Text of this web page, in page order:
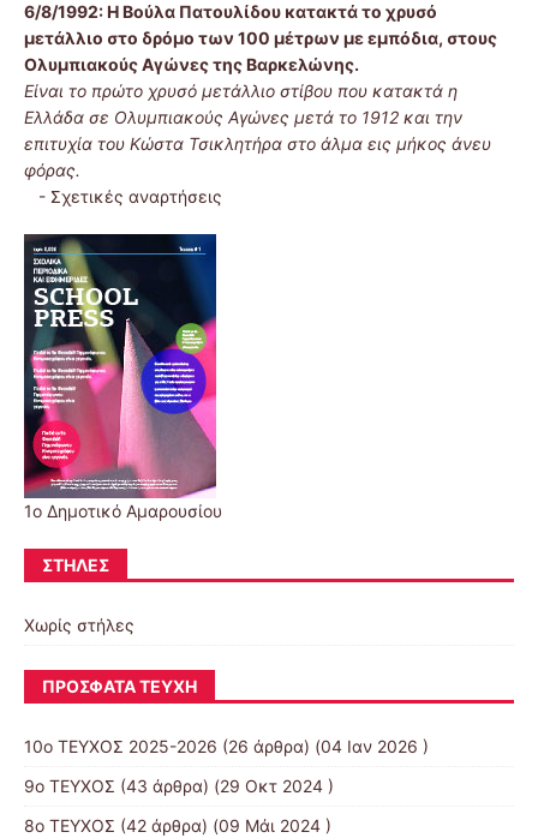
6/8/1992:Η Βούλα Πατουλίδου κατακτά το χρυσό
μετάλλιο στο δρόμο των 100 μέτρων με εμπόδια, στους
Ολυμπιακούς Αγώνες της Βαρκελώνης.
Είναι το πρώτο χρυσό μετάλλιο στίβου που κατακτά η
Ελλάδα σε Ολυμπιακούς Αγώνες μετά το 1912 και την
επιτυχία του Κώστα Τσικλητήρα στο άλμα εις μήκος άνευ
φόρας.
- Σχετικές αναρτήσεις
1ο Δημοτικό Αμαρουσίου
ΣΤΉΛΕΣ
Χωρίς στήλες
ΠΡΌΣΦΑΤΑ ΤΕΎΧΗ
10o ΤΕΥΧΟΣ 2025-2026 (26 άρθρα) (04 Ιαν 2026 )
9ο ΤΕΥΧΟΣ (43 άρθρα) (29 Οκτ 2024 )
8ο ΤΕΥΧΟΣ (42 άρθρα) (09 Μάι 2024 )